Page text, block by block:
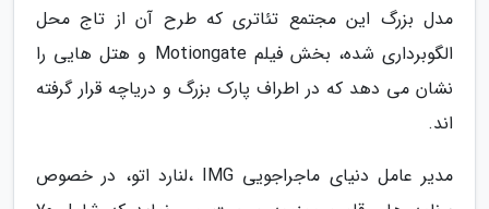
مدل بزرگ این مجتمع تئاتری که طرح آن از تاج محل
الگوبرداری شده، بخش فیلم Motiongate و هتل هایی را
نشان می دهد که در اطراف پارک بزرگ و دریاچه قرار گرفته
اند.
مدیر عامل دنیای ماجراجویی IMG ،لنارد اتو، در خصوص